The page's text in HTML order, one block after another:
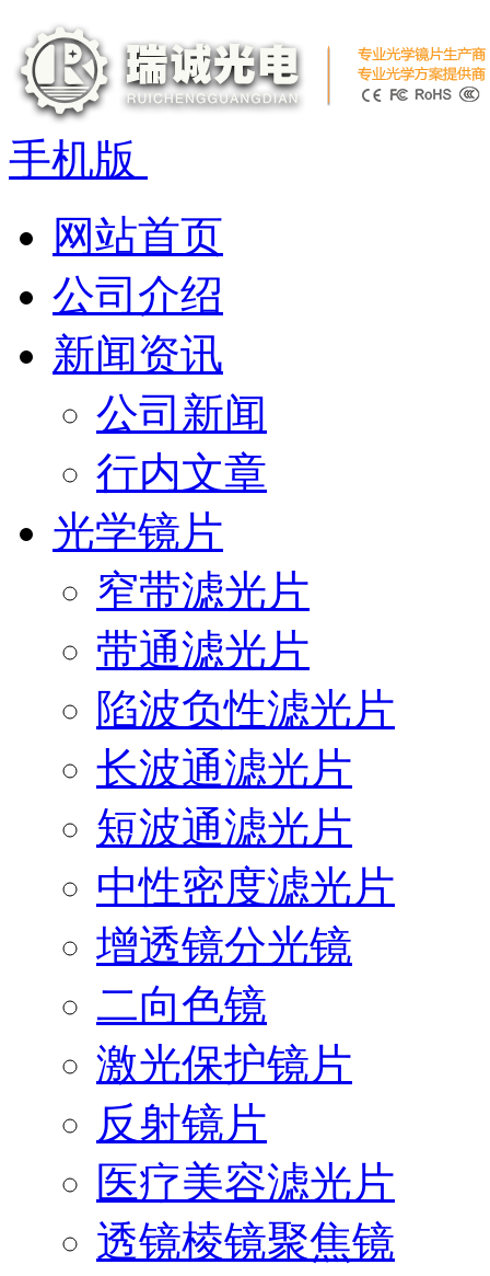
手机版
网站首页
公司介绍
新闻资讯
公司新闻
行内文章
光学镜片
窄带滤光片
带通滤光片
陷波负性滤光片
长波通滤光片
短波通滤光片
中性密度滤光片
增透镜分光镜
二向色镜
激光保护镜片
反射镜片
医疗美容滤光片
透镜棱镜聚焦镜